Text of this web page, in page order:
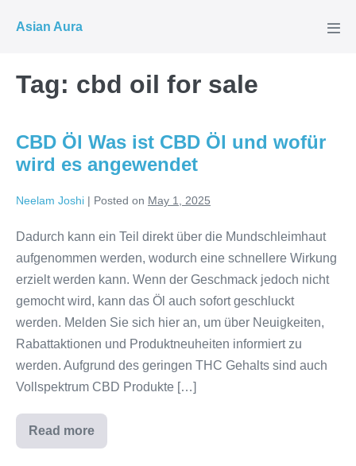
Asian Aura
Tag: cbd oil for sale
CBD Öl Was ist CBD Öl und wofür
wird es angewendet
Neelam Joshi | Posted on May 1, 2025
Dadurch kann ein Teil direkt über die Mundschleimhaut
aufgenommen werden, wodurch eine schnellere Wirkung
erzielt werden kann. Wenn der Geschmack jedoch nicht
gemocht wird, kann das Öl auch sofort geschluckt
werden. Melden Sie sich hier an, um über Neuigkeiten,
Rabattaktionen und Produktneuheiten informiert zu
werden. Aufgrund des geringen THC Gehalts sind auch
Vollspektrum CBD Produkte […]
Read more
CBD
Öl